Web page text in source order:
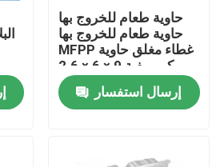
كوب بلاستيك
حاوية طعام للخروج بها
حاوية طعام للخروج بها
MFPP غطاء مغلق حاوية
ميكروويفية 9 × 6 × 2.6
إرسال استفسار